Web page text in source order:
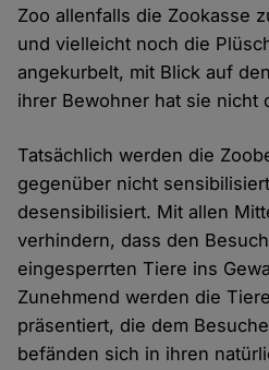
Zoo allenfalls die Zookasse
und vielleicht noch die
angekurbelt, mit Blick auf
ihrer Bewohner hat sie nicht
Tatsächlich werden die
gegenüber nicht
desensibilisiert. Mit allen
verhindern, dass den
eingesperrten Tiere ins
Zunehmend werden die
präsentiert, die dem
befänden sich in ihren